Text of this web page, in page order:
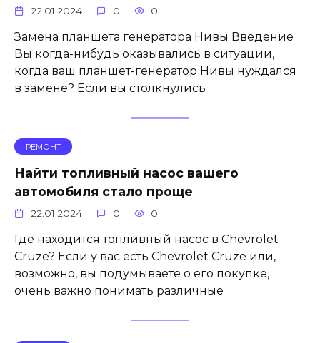
22.01.2024 0 0
Замена планшета генератора Нивы Введение
Вы когда-нибудь оказывались в ситуации,
когда ваш планшет-генератор Нивы нуждался
в замене? Если вы столкнулись
РЕМОНТ
Найти топливный насос вашего
автомобиля стало проще
22.01.2024 0 0
Где находится топливный насос в Chevrolet
Cruze? Если у вас есть Chevrolet Cruze или,
возможно, вы подумываете о его покупке,
очень важно понимать различные